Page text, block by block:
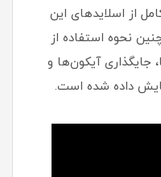
از اسلایدهای این
نحوه استفاده از
جایگذاری آیکون‌ها و
داده شده است.